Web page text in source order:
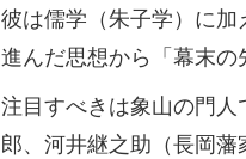
彼は儒学（朱子学）に
進んだ思想から「幕末の
注目すべきは象山の門
郎、河井継之助（長岡